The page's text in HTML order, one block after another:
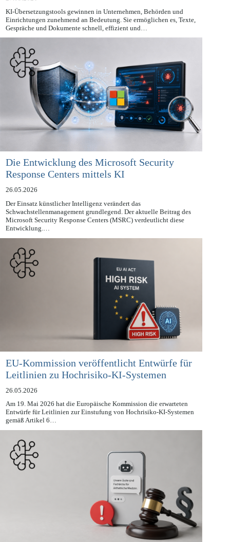
27.05.2026
KI-Übersetzungstools gewinnen in Unternehmen, Behörden und
Einrichtungen zunehmend an Bedeutung. Sie ermöglichen es, Texte,
Gespräche und Dokumente schnell, effizient und…
Die Entwicklung des Microsoft Security
Response Centers mittels KI
26.05.2026
Der Einsatz künstlicher Intelligenz verändert das
Schwachstellenmanagement grundlegend. Der aktuelle Beitrag des
Microsoft Security Response Centers (MSRC) verdeutlicht diese
Entwicklung.…
EU-Kommission veröffentlicht Entwürfe für
Leitlinien zu Hochrisiko-KI-Systemen
26.05.2026
Am 19. Mai 2026 hat die Europäische Kommission die erwarteten
Entwürfe für Leitlinien zur Einstufung von Hochrisiko-KI-Systemen
gemäß Artikel 6…